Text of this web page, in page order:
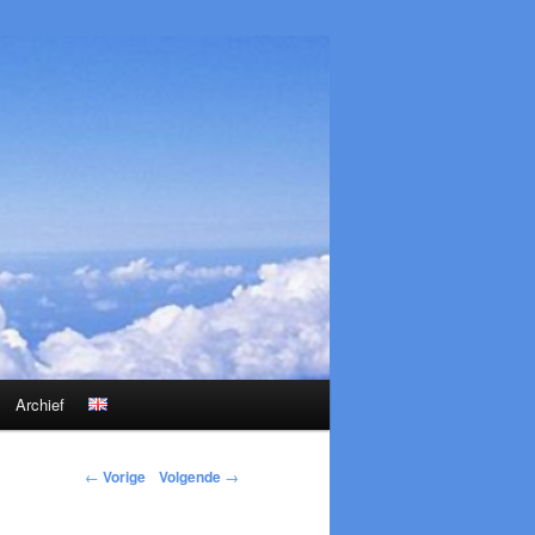
Archief
← Vorige Volgende →